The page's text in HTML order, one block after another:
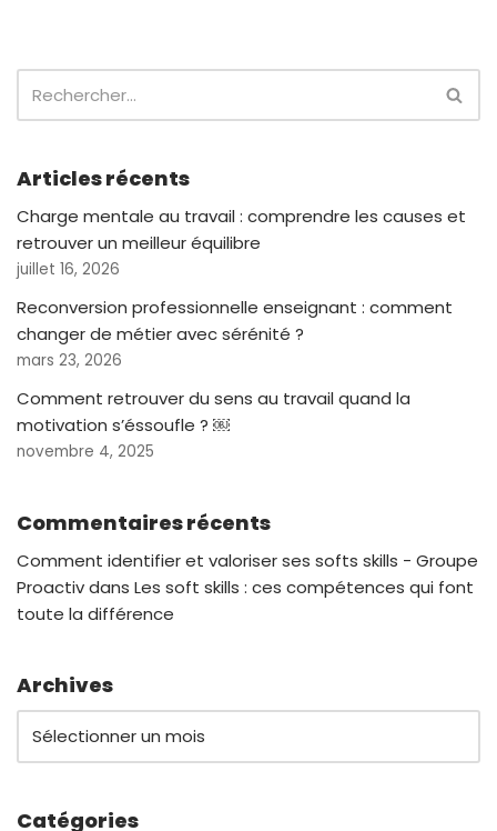
Articles récents
Charge mentale au travail : comprendre les causes et
retrouver un meilleur équilibre
juillet 16, 2026
Reconversion professionnelle enseignant : comment
changer de métier avec sérénité ?
mars 23, 2026
Comment retrouver du sens au travail quand la
motivation s’éssoufle ? ￼
novembre 4, 2025
Commentaires récents
Comment identifier et valoriser ses softs skills - Groupe
Proactivdans Les soft skills : ces compétences qui font
toute la différence
Archives
Catégories